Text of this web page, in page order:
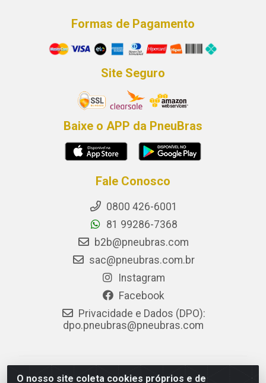
O nosso site coleta cookies próprios e de
Formas de Pagamento
Site Seguro
Baixe o APP da PneuBras
Fale Conosco
0800 426-6001
81 99286-7368
b2b@pneubras.com
sac@pneubras.com.br
Instagram
Facebook
Privacidade e Dados (DPO):
dpo.pneubras@pneubras.com
PneuBras - Rodovia BR-101, KM 82 - Prazeres,